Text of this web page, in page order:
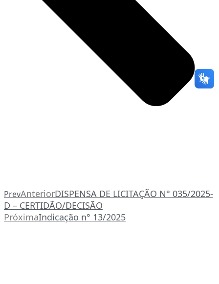
PrevAnteriorDISPENSA DE LICITAÇÃO N° 035/2025-
D – CERTIDÃO/DECISÃO
PróximaIndicação n° 13/2025